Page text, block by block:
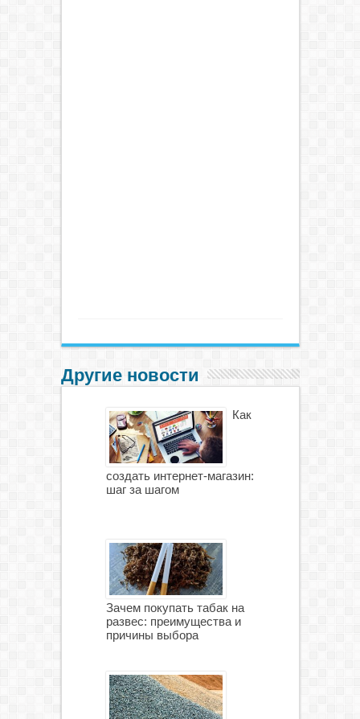
Другие новости
Как
создать интернет-магазин:
шаг за шагом
Зачем покупать табак на
развес: преимущества и
причины выбора